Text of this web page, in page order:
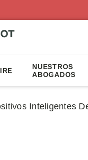
NUESTROS
ABOGADOS
Inteligentes